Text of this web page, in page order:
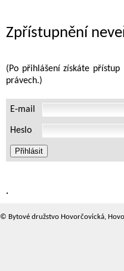
Zpřístupnění
(Po přihlášení získáte
právech.)
E-mail
Heslo
.
© Bytové družstvo Hovorčovická,